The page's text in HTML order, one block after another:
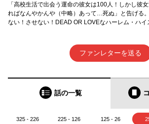
「高校生活で出会う運命の彼女は100人！しかし彼
ればなんやかんや（中略）あって…死ぬ」と告げる
ない！させない！DEAD OR LOVEなハーレム・ハイ
ファンレターを送る
話の一覧
325 - 226 225 - 126 125 - 26